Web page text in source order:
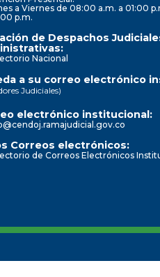
a Viernes de 08:00 a.m. a 01:00
p.m.
de Despachos
Nacional
a su correo electrónico
Judiciales)
electrónico institucional:
Correos electrónicos:
de Correos Electrónicos